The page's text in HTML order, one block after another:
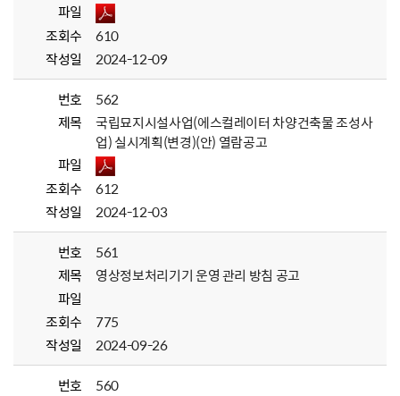
파일
조회수
610
작성일
2024-12-09
번호
562
제목
국립묘지시설사업(에스컬레이터 차양건축물 조성사
업) 실시계획(변경)(안) 열람공고
파일
조회수
612
작성일
2024-12-03
번호
561
제목
영상정보처리기기 운영 관리 방침 공고
파일
조회수
775
작성일
2024-09-26
번호
560